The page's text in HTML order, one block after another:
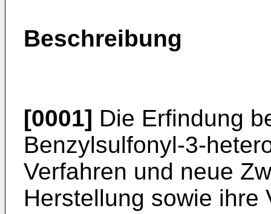
Beschreibung
[0001] Die Erfindung
Benzylsul­fonyl-3-
Verfahren und neue
Herstellung sowie ihre